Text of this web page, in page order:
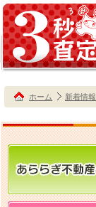
ホーム 新着情報